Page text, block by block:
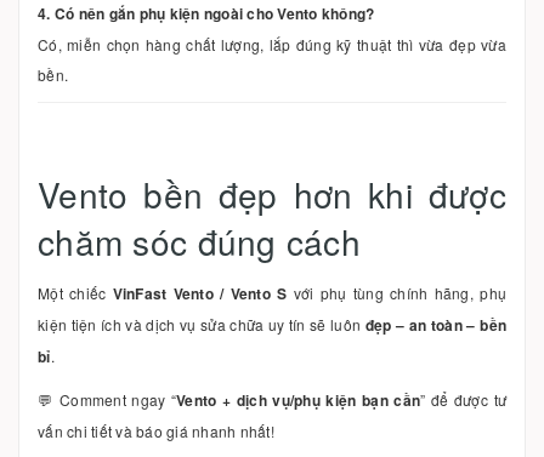
4. Có nên gắn phụ kiện ngoài cho Vento không?
Có, miễn chọn hàng chất lượng, lắp đúng kỹ thuật thì vừa đẹp vừa
bền.
Vento bền đẹp hơn khi được
chăm sóc đúng cách
Một chiếc VinFast Vento / Vento S với phụ tùng chính hãng, phụ
kiện tiện ích và dịch vụ sửa chữa uy tín sẽ luôn đẹp – an toàn – bền
bỉ.
💬 Comment ngay “Vento + dịch vụ/phụ kiện bạn cần” để được tư
vấn chi tiết và báo giá nhanh nhất!